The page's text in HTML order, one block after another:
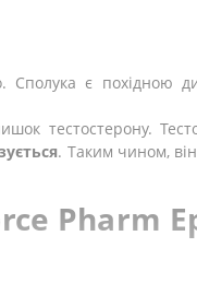
є похідною
тестостерону.
. Таким чином,
Pharm